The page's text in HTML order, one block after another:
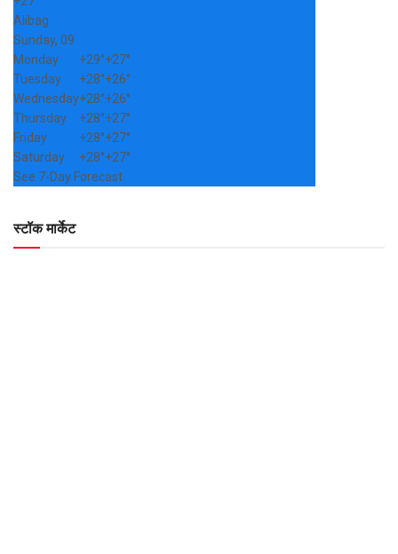
Alibag
Sunday, 09
Monday
+29°+27°
Tuesday
+28°+26°
Wednesday+28°+26°
Thursday
+28°+27°
Friday
+28°+27°
Saturday
+28°+27°
See 7-Day Forecast
स्टॉक मार्केट